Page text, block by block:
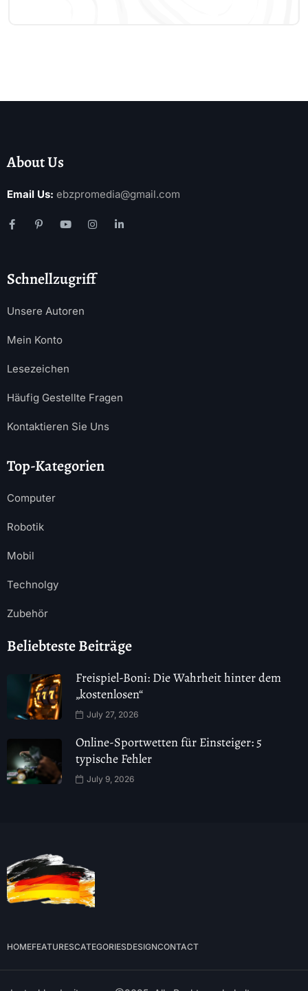
About Us
Email Us: ebzpromedia@gmail.com
Schnellzugriff
Unsere Autoren
Mein Konto
Lesezeichen
Häufig Gestellte Fragen
Kontaktieren Sie Uns
Top-Kategorien
Computer
Robotik
Mobil
Technolgy
Zubehör
Beliebteste Beiträge
Freispiel-Boni: Die Wahrheit hinter dem
„kostenlosen“
July 27, 2026
Online-Sportwetten für Einsteiger: 5
typische Fehler
July 9, 2026
HOMEFEATURESCATEGORIESDESIGNCONTACT